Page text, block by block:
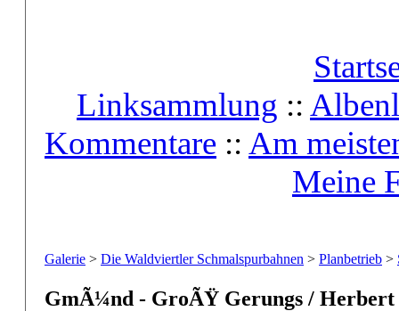
Linksammlung ::
Kommentare :: Am
Meine
Galerie > Die Waldviertler Schmalspurbahnen > Planbetrieb >
GmÃ¼nd - GroÃŸ Gerungs /